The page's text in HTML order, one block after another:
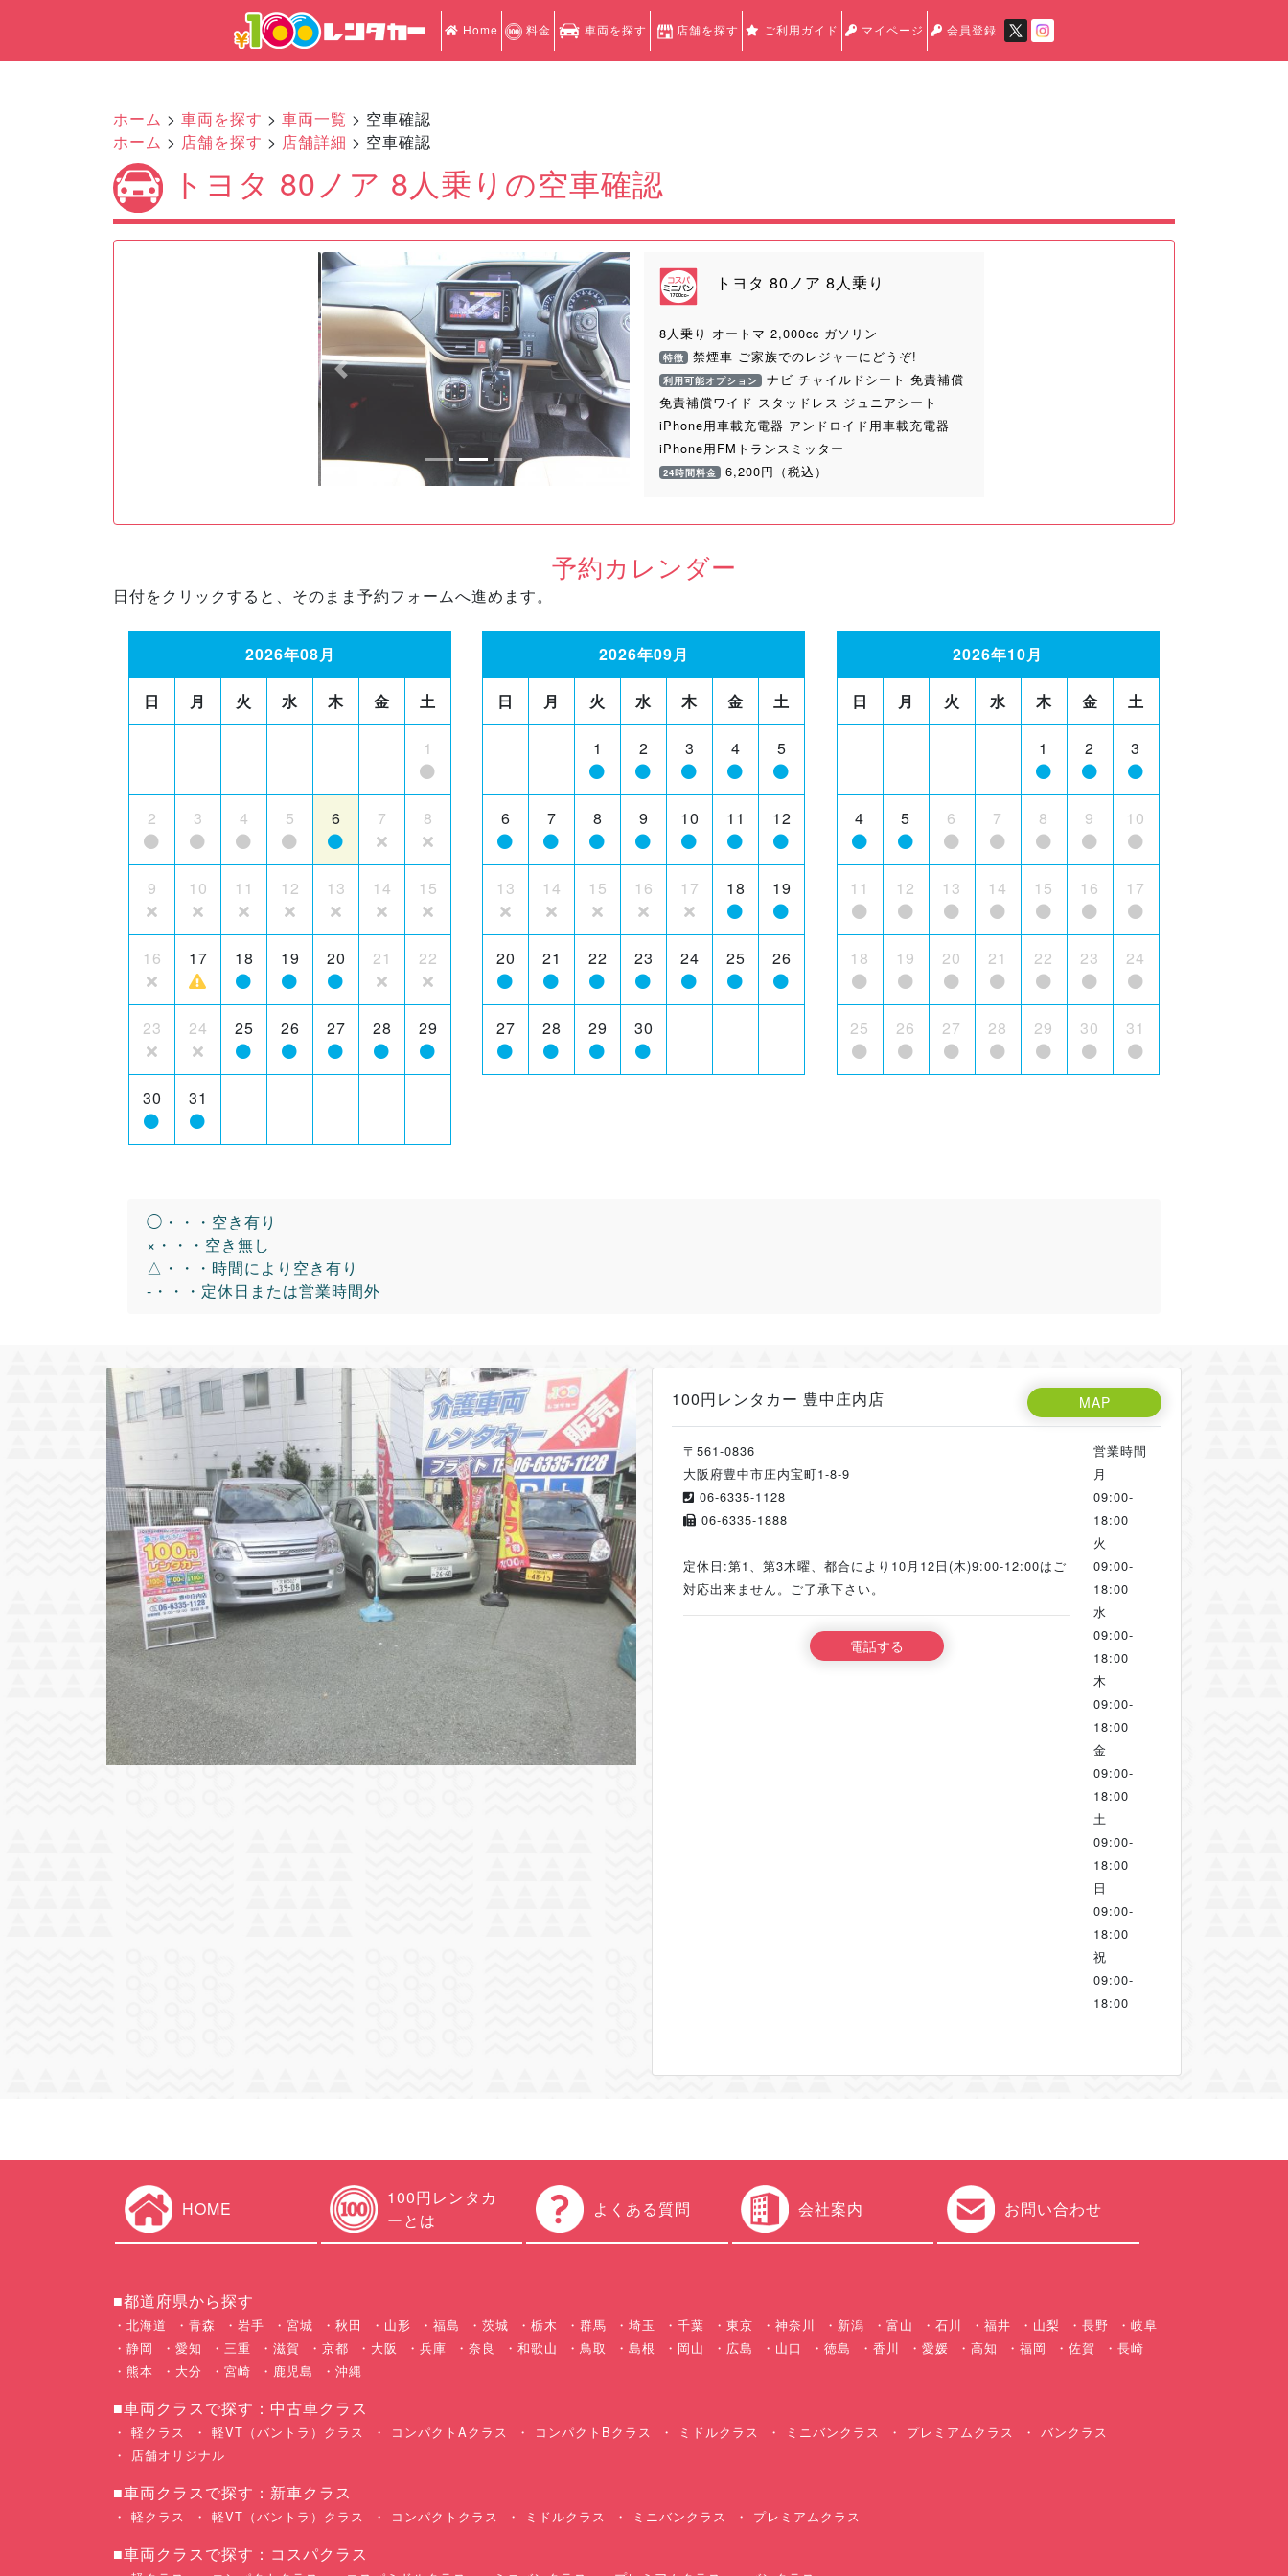
Home 料金 車両を探す 店舗を探す ご利用ガイド マイページ 会員登録
ホーム > 車両を探す > 車両一覧 > 空車確認
ホーム > 店舗を探す > 店舗詳細 > 空車確認
トヨタ 80ノア 8人乗りの空車確認
Previous Next
トヨタ 80ノア 8人乗り
8人乗り オートマ 2,000cc ガソリン
特徴 禁煙車 ご家族でのレジャーにどうぞ!
利用可能オプション ナビ チャイルドシート 免責補償
免責補償ワイド スタッドレス ジュニアシート
iPhone用車載充電器 アンドロイド用車載充電器
iPhone用FMトランスミッター
24時間料金 6,200円（税込）
予約カレンダー
日付をクリックすると、そのまま予約フォームへ進めます。
2026年08月
日 月 火 水 木 金 土
1
2 3 4 5 6 7 8
9 10 11 12 13 14 15
16 17 18 19 20 21 22
23 24 25 26 27 28 29
30 31
2026年09月
日 月 火 水 木 金 土
1 2 3 4 5
6 7 8 9 10 11 12
13 14 15 16 17 18 19
20 21 22 23 24 25 26
27 28 29 30
2026年10月
日 月 火 水 木 金 土
1 2 3
4 5 6 7 8 9 10
11 12 13 14 15 16 17
18 19 20 21 22 23 24
25 26 27 28 29 30 31
◯・・・空き有り
×・・・空き無し
△・・・時間により空き有り
-・・・定休日または営業時間外
100円レンタカー 豊中庄内店 MAP
〒561-0836
大阪府豊中市庄内宝町1-8-9
06-6335-1128
06-6335-1888
定休日:第1、第3木曜、都合により10月12日(木)9:00-12:00はご
対応出来ません。ご了承下さい。
電話する
営業時間
月
09:00-
18:00
火
09:00-
18:00
水
09:00-
18:00
木
09:00-
18:00
金
09:00-
18:00
土
09:00-
18:00
日
09:00-
18:00
祝
09:00-
18:00
HOME
100円レンタカ
ーとは
よくある質問 会社案内 お問い合わせ
■都道府県から探す
北海道 青森 岩手 宮城 秋田 山形 福島 茨城 栃木 群馬 埼玉 千葉 東京 神奈川 新潟 富山 石川 福井 山梨 長野
岐阜
静岡
愛知 三重 滋賀 京都 大阪 兵庫 奈良 和歌山 鳥取 島根 岡山 広島 山口 徳島 香川 愛媛 高知 福岡 佐賀
長崎
熊本
大分 宮崎 鹿児島 沖縄
■車両クラスで探す：中古車クラス
軽クラス 軽VT（バントラ）クラス コンパクトAクラス コンパクトBクラス ミドルクラス ミニバンクラス プレミアムクラス
バンクラス
店舗オリジナル
■車両クラスで探す：新車クラス
軽クラス 軽VT（バントラ）クラス コンパクトクラス ミドルクラス ミニバンクラス プレミアムクラス
■車両クラスで探す：コスパクラス